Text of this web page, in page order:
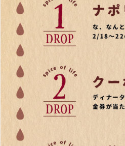
MESSAGE
COMPANY
BRAND/SHOP
DOMAIN